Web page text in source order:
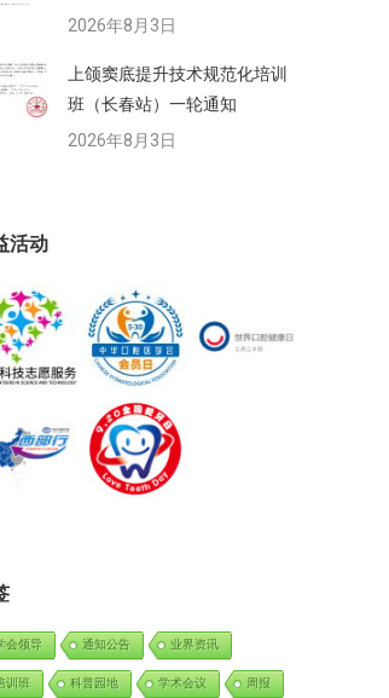
2026年8月3日
上颌窦底提升技术规范化培训
班（长春站）一轮通知
2026年8月3日
活动
会领导 通知公告 业界资讯
训班 科普园地 学术会议 周报